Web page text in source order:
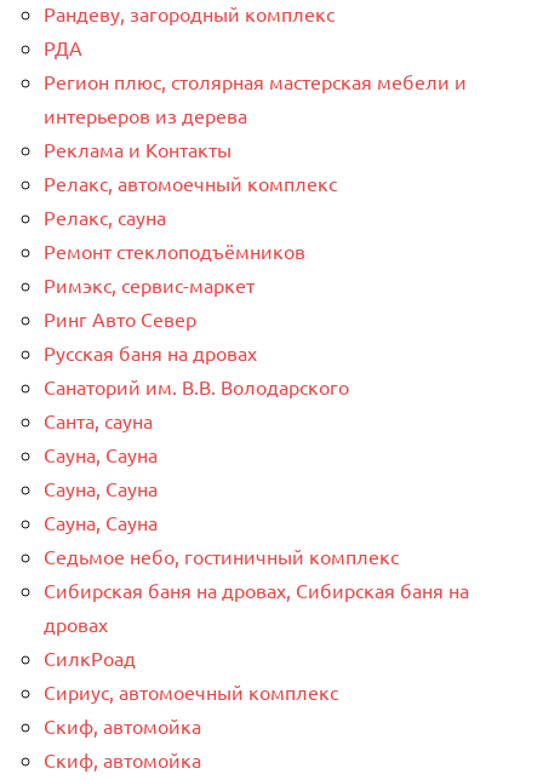
Рандеву, загородный комплекс
РДА
Регион плюс, столярная мастерская мебели и
интерьеров из дерева
Реклама и Контакты
Релакс, автомоечный комплекс
Релакс, сауна
Ремонт стеклоподъёмников
Римэкс, сервис-маркет
Ринг Авто Север
Русская баня на дровах
Санаторий им. В.В. Володарского
Санта, сауна
Сауна, Сауна
Сауна, Сауна
Сауна, Сауна
Седьмое небо, гостиничный комплекс
Сибирская баня на дровах, Сибирская баня на
дровах
СилкРоад
Сириус, автомоечный комплекс
Скиф, автомойка
Скиф, автомойка